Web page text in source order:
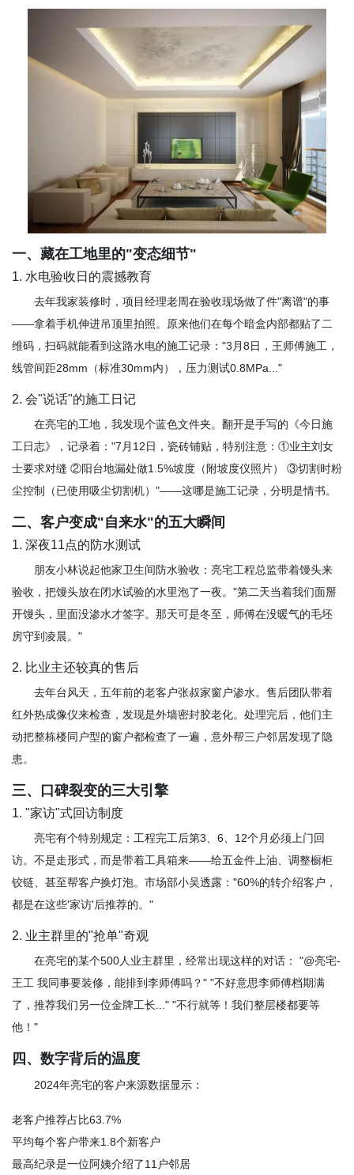
一、藏在工地里的"变态细节"
1. 水电验收日的震撼教育
去年我家装修时，项目经理老周在验收现场做了件"离谱"的事
——拿着手机伸进吊顶里拍照。原来他们在每个暗盒内部都贴了二
维码，扫码就能看到这路水电的施工记录："3月8日，王师傅施工，
线管间距28mm（标准30mm内），压力测试0.8MPa..."
2. 会"说话"的施工日记
在亮宅的工地，我发现个蓝色文件夹。翻开是手写的《今日施
工日志》，记录着："7月12日，瓷砖铺贴，特别注意：①业主刘女
士要求对缝 ②阳台地漏处做1.5%坡度（附坡度仪照片） ③切割时粉
尘控制（已使用吸尘切割机）"——这哪是施工记录，分明是情书。
二、客户变成"自来水"的五大瞬间
1. 深夜11点的防水测试
朋友小林说起他家卫生间防水验收：亮宅工程总监带着馒头来
验收，把馒头放在闭水试验的水里泡了一夜。"第二天当着我们面掰
开馒头，里面没渗水才签字。那天可是冬至，师傅在没暖气的毛坯
房守到凌晨。"
2. 比业主还较真的售后
去年台风天，五年前的老客户张叔家窗户渗水。售后团队带着
红外热成像仪来检查，发现是外墙密封胶老化。处理完后，他们主
动把整栋楼同户型的窗户都检查了一遍，意外帮三户邻居发现了隐
患。
三、口碑裂变的三大引擎
1. "家访"式回访制度
亮宅有个特别规定：工程完工后第3、6、12个月必须上门回
访。不是走形式，而是带着工具箱来——给五金件上油、调整橱柜
铰链、甚至帮客户换灯泡。市场部小吴透露："60%的转介绍客户，
都是在这些'家访'后推荐的。"
2. 业主群里的"抢单"奇观
在亮宅的某个500人业主群里，经常出现这样的对话： "@亮宅-
王工 我同事要装修，能排到李师傅吗？" "不好意思李师傅档期满
了，推荐我们另一位金牌工长..." "不行就等！我们整层楼都要等
他！"
四、数字背后的温度
2024年亮宅的客户来源数据显示：
老客户推荐占比63.7%
平均每个客户带来1.8个新客户
最高纪录是一位阿姨介绍了11户邻居